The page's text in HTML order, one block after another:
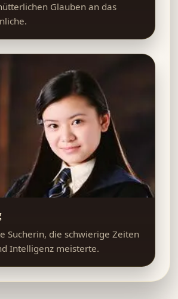
Glauben an das
Sucherin, die schwierige Zeiten
Intelligenz meisterte.